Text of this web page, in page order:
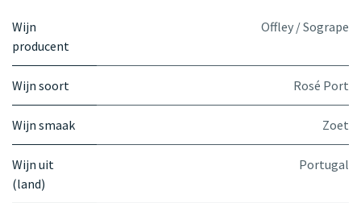
Wijn
producent
Offley / Sogrape
Wijn soort Rosé Port
Wijn smaak Zoet
Wijn uit
(land)
Portugal